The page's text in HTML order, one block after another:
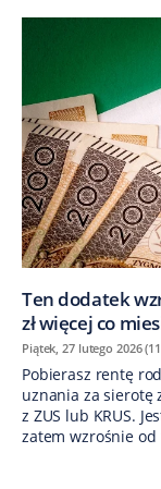
Ten dodatek
zł więcej co
Piątek, 27 lutego 2026
Pobierasz rentę
uznania za sierotę
z ZUS lub KRUS.
zatem wzrośnie od